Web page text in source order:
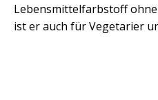
Lebensmittelfarbstoff
ist er auch für Vegetarier